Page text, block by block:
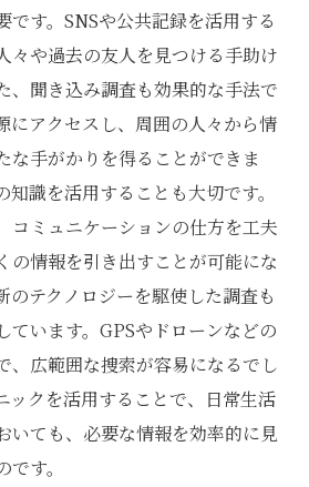
です。SNSや公共記録を活用する
々や過去の友人を見つける手助け
、聞き込み調査も効果的な手法で
にアクセスし、周囲の人々から情
な手がかりを得ることができま
識を活用することも大切です。
コミュニケーションの仕方を工夫
の情報を引き出すことが可能にな
のテクノロジーを駆使した調査も
ています。GPSやドローンなどの
、広範囲な捜索が容易になるでし
ックを活用することで、日常生活
いても、必要な情報を効率的に見
す。